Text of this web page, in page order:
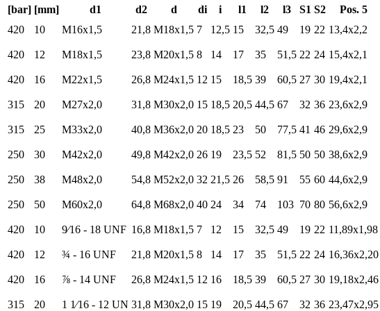
[bar] [mm] d1 d2 d di i l1 l2 l3 S1 S2 Pos. 5
420
10 M16x1,5 21,8 M18x1,5 7 12,5 15 32,5 49 19 22 13,4x2,2
420 12 M18x1,5 23,8 M20x1,5 8 14 17 35 51,5 22 24 15,4x2,1
420 16 M22x1,5 26,8 M24x1,5 12 15 18,5 39 60,5 27 30 19,4x2,1
315 20 M27x2,0 31,8 M30x2,0 15 18,5 20,5 44,5 67 32 36 23,6x2,9
315 25 M33x2,0 40,8 M36x2,0 20 18,5 23 50 77,5 41 46 29,6x2,9
250 30 M42x2,0 49,8 M42x2,0 26 19 23,5 52 81,5 50 50 38,6x2,9
250 38 M48x2,0 54,8 M52x2,0 32 21,5 26 58,5 91 55 60 44,6x2,9
250 50 M60x2,0 64,8 M68x2,0 40 24 34 74 103 70 80 56,6x2,9
420 10 9⁄16 - 18 UNF 16,8 M18x1,5 7 12 15 32,5 49 19 22 11,89x1,98
420 12 ¾ - 16 UNF 21,8 M20x1,5 8 14 17 35 51,5 22 24 16,36x2,20
420 16 ⅞ - 14 UNF 26,8 M24x1,5 12 16 18,5 39 60,5 27 30 19,18x2,46
315 20 1 1⁄16 - 12 UN 31,8 M30x2,0 15 19 20,5 44,5 67 32 36 23,47x2,95